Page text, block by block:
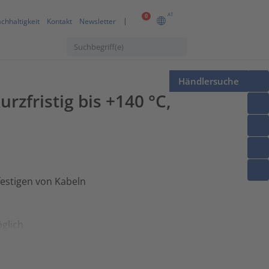
0 AT
Kontakt Newsletter
Händlersuche
bis +140 °C,
von Kabeln